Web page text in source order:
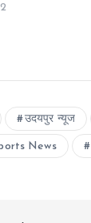
उदयपुर न्यूज
News